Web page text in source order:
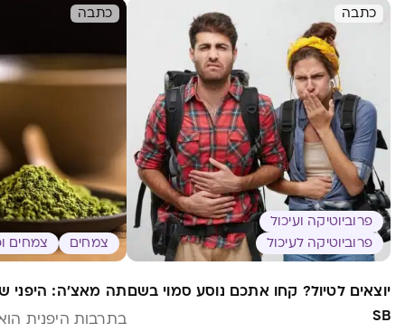
כתבה
פרוביוטיקה ועיכול
פרוביוטיקה לעיכול
יוצאים לטיול? קחו אתכם נוסע סמוי בשם
SB
כתבה
צמחים צמחים
תה מאצ'ה: היפני
בתרבות היפנית